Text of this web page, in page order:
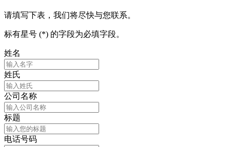
请填写下表，我们将尽快与您联系。
标有星号 (*) 的字段为必填字段。
姓名
姓氏
公司名称
标题
电话号码